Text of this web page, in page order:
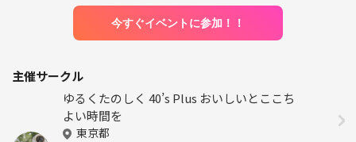
今すぐイベントに参加！！
主催サークル
ゆるくたのしく 40’s Plus おいしいとここち
よい時間を
東京都